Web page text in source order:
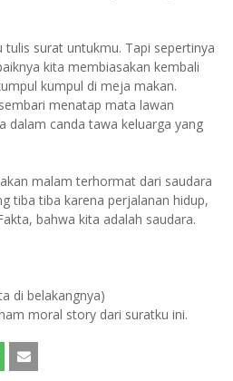
tulis surat untukmu. Tapi sepertinya
kita membiasakan kembali
kumpul di meja makan.
menatap mata lawan
dalam canda tawa keluarga yang
malam terhormat dari saudara
tiba tiba karena perjalanan hidup,
bahwa kita adalah saudara.
di belakangnya)
moral story dari suratku ini.